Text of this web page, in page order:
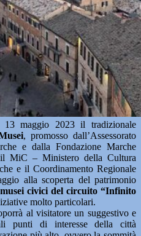
maggio 2023 il tradizionale
, promosso dall’Assessorato
e dalla Fondazione Marche
MiC – Ministero della Cultura
e il Coordinamento Regionale
alla scoperta del patrimonio
musei civici del circuito “Infinito
molto particolari.
al visitatore un suggestivo e
punti di interesse della città